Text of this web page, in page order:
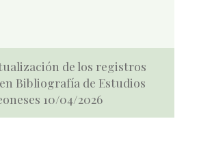
de los registros
Bibliografía de Estudios
10/04/2026